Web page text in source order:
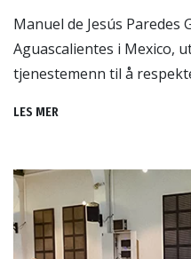
Manuel de Jesús
Aguascalientes i Mexico,
tjenestemenn til å
LES MER